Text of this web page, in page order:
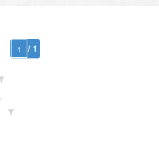
/ 1